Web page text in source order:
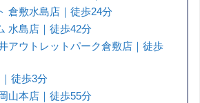
倉敷水島店｜徒歩24分
水島店｜徒歩42分
アウトレットパーク倉敷店｜徒歩
徒歩3分
山本店｜徒歩55分